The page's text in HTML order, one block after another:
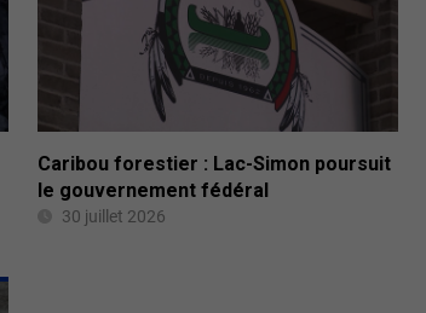
Caribou forestier : Lac-Simon poursuit
le gouvernement fédéral
30 juillet 2026